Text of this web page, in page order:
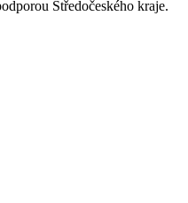
Středočeského kraje.